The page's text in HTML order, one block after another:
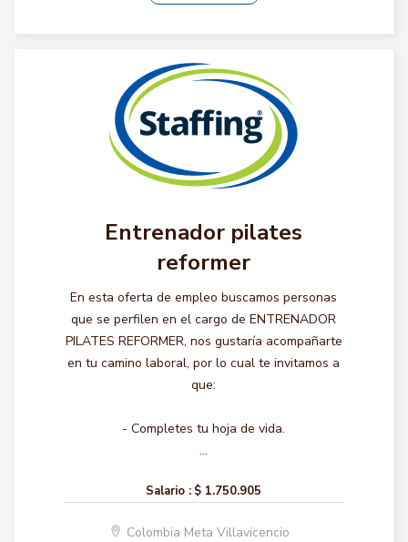
Entrenador pilates
reformer
En esta oferta de empleo buscamos personas
que se perfilen en el cargo de ENTRENADOR
PILATES REFORMER, nos gustaría acompañarte
en tu camino laboral, por lo cual te invitamos a
que:
- Completes tu hoja de vida.
...
Salario : $ 1.750.905
Colombia Meta Villavicencio